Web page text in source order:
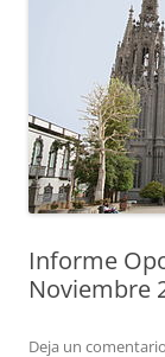
Informe
Noviembre
Deja un comentario